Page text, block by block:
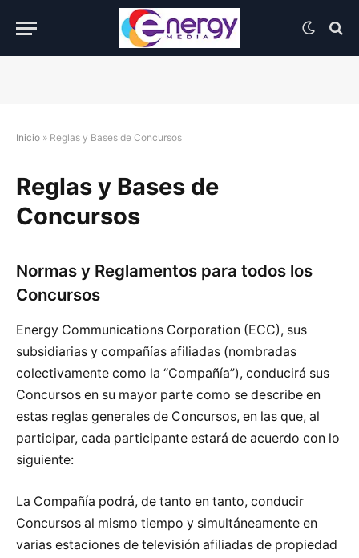
Inicio » Reglas y Bases de Concursos
Reglas y Bases de
Concursos
Normas y Reglamentos para todos los
Concursos
Energy Communications Corporation (ECC), sus
subsidiarias y compañías afiliadas (nombradas
colectivamente como la “Compañía”), conducirá sus
Concursos en su mayor parte como se describe en
estas reglas generales de Concursos, en las que, al
participar, cada participante estará de acuerdo con lo
siguiente:
La Compañía podrá, de tanto en tanto, conducir
Concursos al mismo tiempo y simultáneamente en
varias estaciones de televisión afiliadas de propiedad